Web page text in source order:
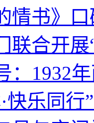
情书》
联合开
：1932
快乐同